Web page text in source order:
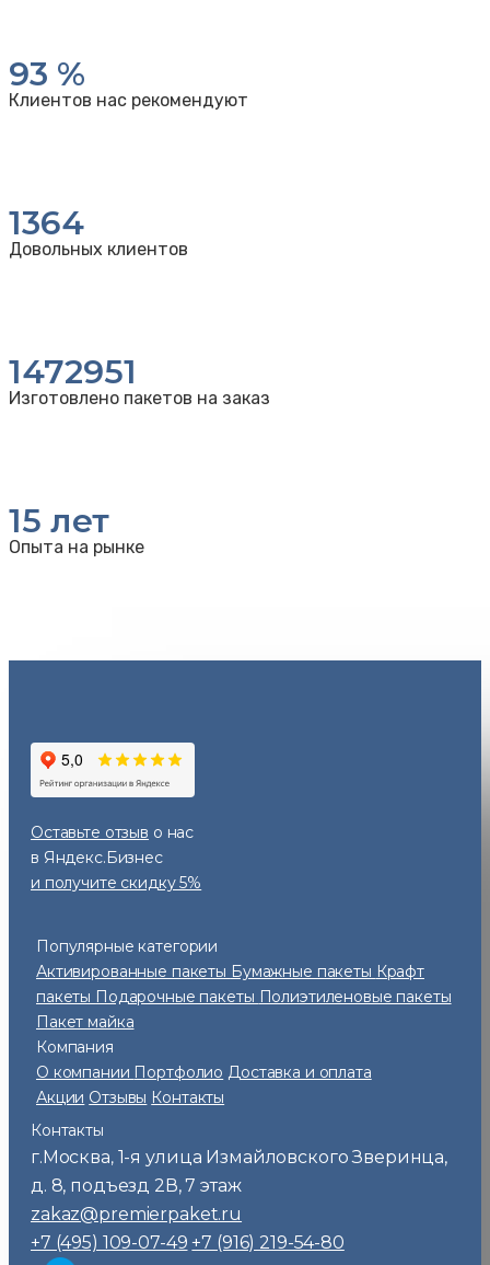
93 %
Клиентов нас рекомендуют
1364
Довольных клиентов
1472951
Изготовлено пакетов на заказ
15 лет
Опыта на рынке
Оставьте отзыв о нас
в Яндекс.Бизнес
и получите скидку 5%
Популярные категории
Активированные пакеты Бумажные пакеты Крафт
пакеты Подарочные пакеты Полиэтиленовые пакеты
Пакет майка
Компания
О компании Портфолио Доставка и оплата
Акции Отзывы Контакты
Контакты
г.Москва, 1-я улица Измайловского Зверинца,
д. 8, подъезд 2В, 7 этаж
zakaz@premierpaket.ru
+7 (495) 109-07-49 +7 (916) 219-54-80